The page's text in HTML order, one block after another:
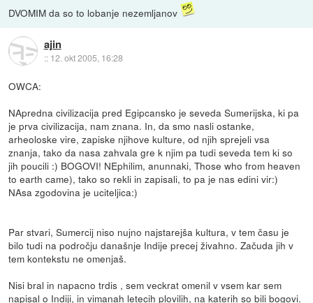
DVOMIM da so to lobanje nezemljanov
ajin
:: 12. okt 2005, 16:28
OWCA:
NApredna civilizacija pred Egipcansko je seveda Sumerijska, ki pa
je prva civilizacija, nam znana. In, da smo nasli ostanke,
arheoloske vire, zapiske njihove kulture, od njih sprejeli vsa
znanja, tako da nasa zahvala gre k njim pa tudi seveda tem ki so
jih poucili :) BOGOVI! NEphilim, anunnaki, Those who from heaven
to earth came), tako so rekli in zapisali, to pa je nas edini vir:)
NAsa zgodovina je uciteljica:)
Par stvari, Sumercij niso nujno najstarejša kultura, v tem času je
bilo tudi na področju današnje Indije precej živahno. Začuda jih v
tem kontekstu ne omenjaš.
Nisi bral in napacno trdis , sem veckrat omenil v vsem kar sem
napisal o Indiji, in vimanah letecih plovilih, na katerih so bili bogovi.